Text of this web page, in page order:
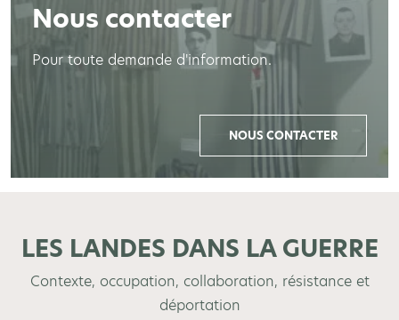
Nous contacter
Pour toute demande d'information.
NOUS CONTACTER
LES LANDES DANS LA GUERRE
Contexte, occupation, collaboration, résistance et
déportation